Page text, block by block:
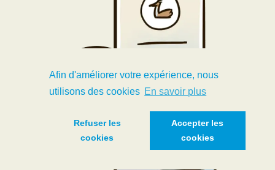
Afin d'améliorer votre expérience, nous
utilisons des cookies En savoir plus
Refuser les
cookies
Accepter les
cookies